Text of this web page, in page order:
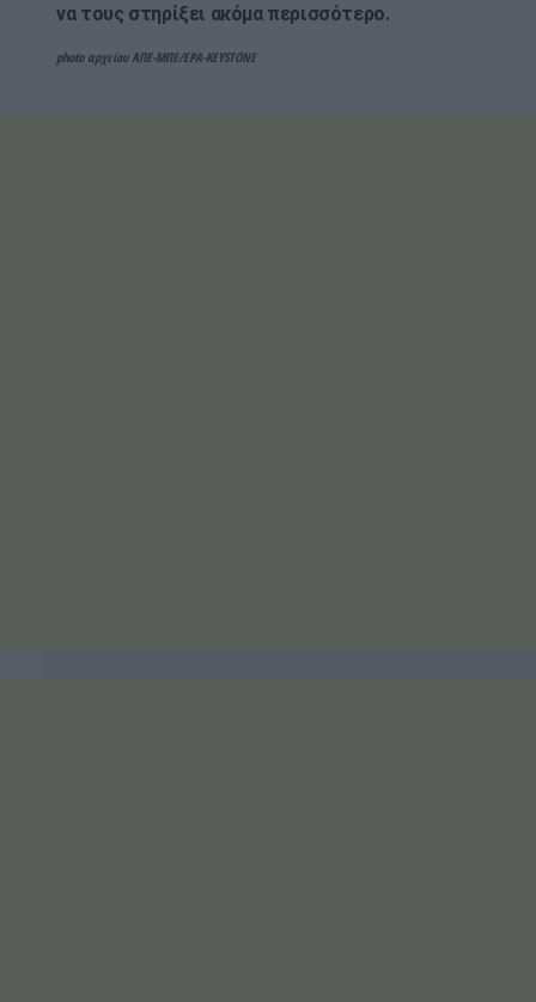
να τους στηρίξει ακόμα περισσότερο.
photo αρχείου ΑΠΕ-ΜΠΕ/EPA-KEYSTONE